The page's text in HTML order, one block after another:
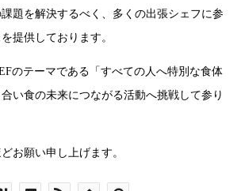
題を解決するべく、多くの出張シェフに参
提供しております。
のテーマである「すべての人へ特別な食体
い食の未来につながる活動へ挑戦して参り
お願い申し上げます。